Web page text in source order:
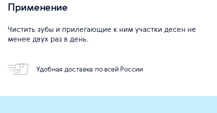
Применение
Чистить зубы и прилегающие к ним участки десен не
менее двух раз в день.
Удобная доставка по всей России